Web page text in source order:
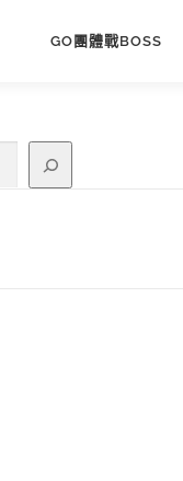
GO團體戰BOSS